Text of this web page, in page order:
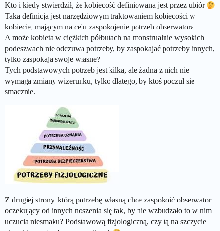
Kto i kiedy stwierdził, że kobiecość definiowana jest przez ubiór
Taka definicja jest narzędziowym traktowaniem kobiecości w
kobiecie, mającym na celu zaspokojenie potrzeb obserwatora.
A może kobieta w ciężkich półbutach na monstrualnie wysokich
podeszwach nie odczuwa potrzeby, by zaspokajać potrzeby innych,
tylko zaspokaja swoje własne?
Tych podstawowych potrzeb jest kilka, ale żadna z nich nie
wymaga zmiany wizerunku, tylko dlatego, by ktoś poczuł się
smacznie.
Z drugiej strony, którą potrzebę własną chce zaspokoić obserwator
oczekujący od innych noszenia się tak, by nie wzbudzało to w nim
uczucia niesmaku? Podstawową fizjologiczną, czy tą na szczycie